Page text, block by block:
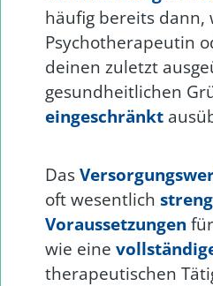
häufig bereits dann,
Psychotherapeutin
deinen zuletzt
gesundheitlichen
eingeschränkt
Das
oft wesentlich
Voraussetzungen
wie eine
therapeutischen